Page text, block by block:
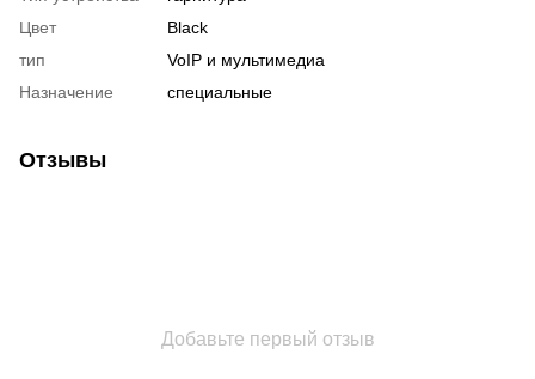
Цвет
Black
тип
VoIP и мультимедиа
Назначение
специальные
Отзывы
Добавьте первый отзыв